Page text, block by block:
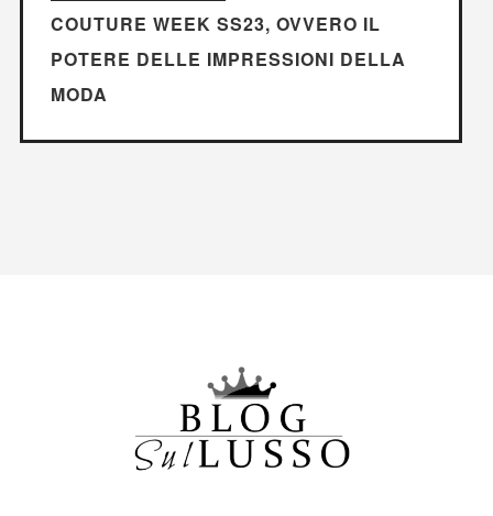
COUTURE WEEK SS23, OVVERO IL
POTERE DELLE IMPRESSIONI DELLA
MODA